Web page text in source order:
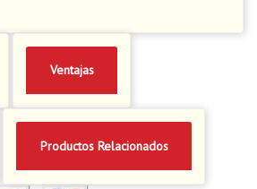
Ventajas
Productos Relacionados